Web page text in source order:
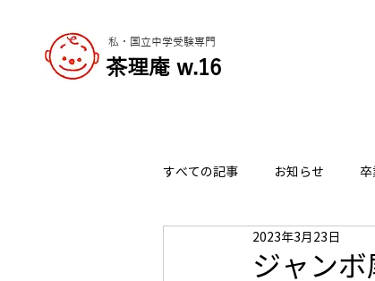
私・国立中学受験専門
​茶理庵 w.16
すべての記事 お知らせ 卒
志望校の選び方 チャーリ
ジャン
2023年3月23日